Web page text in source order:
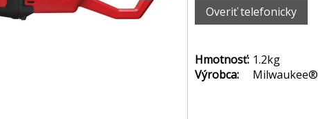
Overiť telefonicky
Hmotnosť: 1.2kg
Výrobca:
Milwaukee®